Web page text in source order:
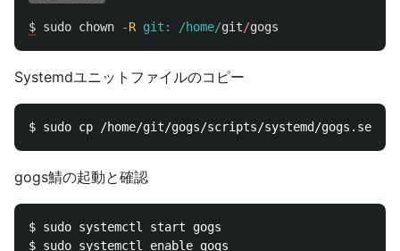
$ sudo chown -R git: /home/git/gogs
Systemdユニットファイルのコピー
gogs鯖の起動と確認
$ sudo systemctl start gogs
$ sudo systemctl enable gogs